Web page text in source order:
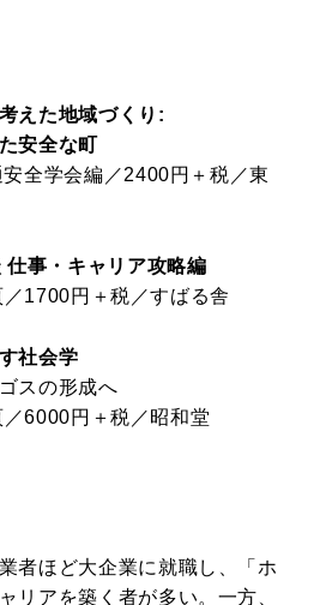
えた地域づくり:
安全な町
全学会編／2400円＋税／東
事・キャリア攻略編
1700円＋税／すばる舎
社会学
スの形成へ
6000円＋税／昭和堂
者ほど大企業に就職し、「ホ
リアを築く者が多い。一方、